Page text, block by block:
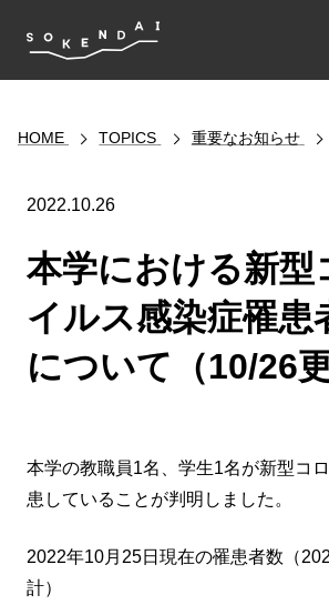
HOME TOPICS 重要なお知らせ
2022.10.26
本学における新型
イルス感染症罹患
について（10/26更
本学の教職員1名、学生1名が新型コ
患していることが判明しました。
2022年10月25日現在の罹患者数（
計）